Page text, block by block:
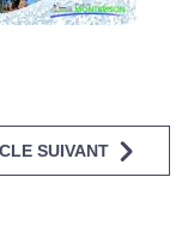
SUIVANT